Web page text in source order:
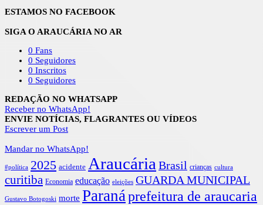
ESTAMOS NO FACEBOOK
SIGA O ARAUCÁRIA NO AR
0 Fans
0 Seguidores
0 Inscritos
0 Seguidores
REDAÇÃO NO WHATSAPP
Receber no WhatsApp!
ENVIE NOTÍCIAS, FLAGRANTES OU VÍDEOS
Escrever um Post
Mandar no WhatsApp!
#política 2025 acidente Araucária Brasil crianças cultura
curitiba Economia educação eleições GUARDA MUNICIPAL
Gustavo Botogoski morte Paraná prefeitura de araucaria